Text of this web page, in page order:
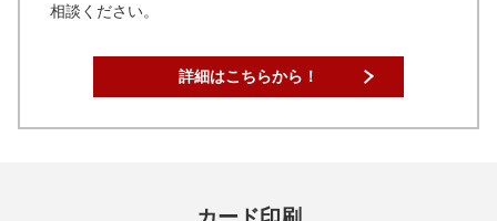
相談ください。
詳細はこちらから！